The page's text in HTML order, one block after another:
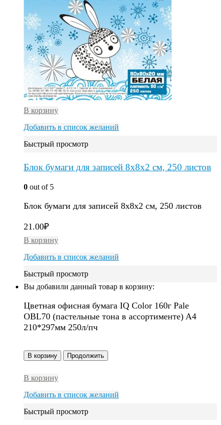
В корзину
Добавить в список желаний
Быстрый просмотр
Блок бумаги для записей 8х8х2 см, 250 листов
0 out of 5
Блок бумаги для записей 8х8х2 см, 250 листов
21.00₽
В корзину
Добавить в список желаний
Быстрый просмотр
Вы добавили данный товар в корзину:
Цветная офисная бумага IQ Color 160г Pale
OBL70 (пастельные тона в ассортименте) A4
210*297мм 250л/пч
В корзину Продолжить
В корзину
Добавить в список желаний
Быстрый просмотр